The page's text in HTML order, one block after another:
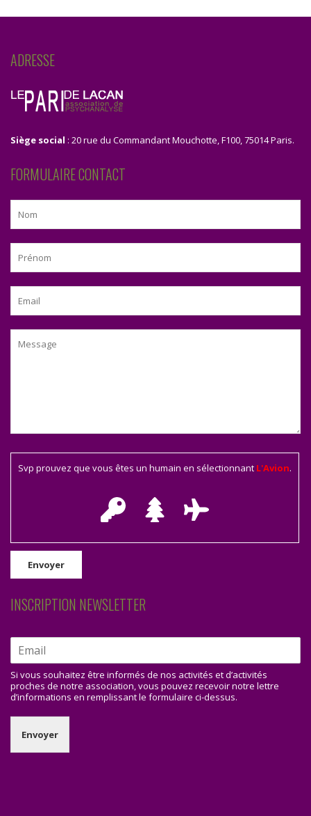
ADRESSE
Siège social : 20 rue du Commandant Mouchotte, F100, 75014 Paris.
FORMULAIRE CONTACT
Svp prouvez que vous êtes un humain en sélectionnant L'Avion.
INSCRIPTION NEWSLETTER
Si vous souhaitez être informés de nos activités et d’activités
proches de notre association, vous pouvez recevoir notre lettre
d’informations en remplissant le formulaire ci-dessus.
Envoyer